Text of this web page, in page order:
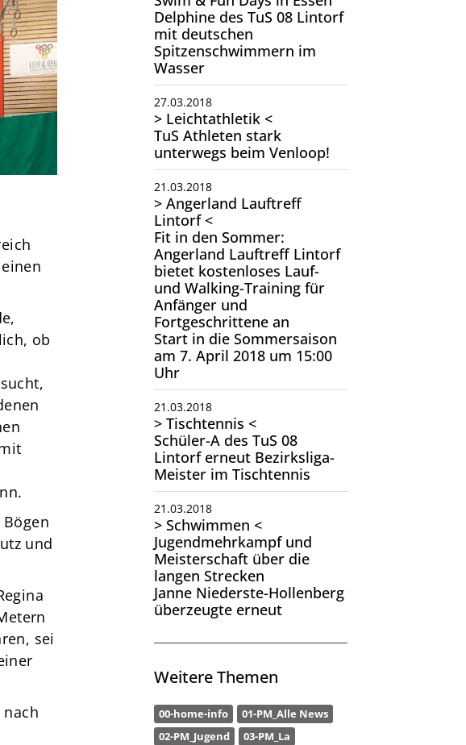
ob
und
sei
Delphine des TuS 08 Lintorf
mit deutschen
Spitzenschwimmern im
Wasser
27.03.2018
> Leichtathletik <
TuS Athleten stark
unterwegs beim Venloop!
21.03.2018
> Angerland Lauftreff
Lintorf <
Fit in den Sommer:
Angerland Lauftreff Lintorf
bietet kostenloses Lauf-
und Walking-Training für
Anfänger und
Fortgeschrittene an
Start in die Sommersaison
am 7. April 2018 um 15:00
Uhr
21.03.2018
> Tischtennis <
Schüler-A des TuS 08
Lintorf erneut Bezirksliga-
Meister im Tischtennis
21.03.2018
> Schwimmen <
Jugendmehrkampf und
Meisterschaft über die
langen Strecken
Janne Niederste-Hollenberg
überzeugte erneut
Weitere Themen
00-home-info
01-PM_Alle News
02-PM_Jugend
03-PM_La